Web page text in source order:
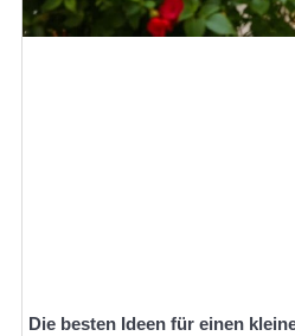
Die besten Ideen für einen